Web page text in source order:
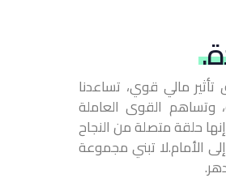
مالي قوي، تساعدنا
وتساهم القوى العاملة
حلقة متصلة من النجاح
الأمام. لا تبني مجموعة